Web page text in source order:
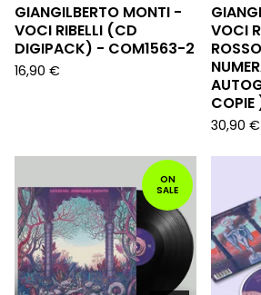
GIANGILBERTO MONTI -
VOCI RIBELLI (CD
DIGIPACK) - COM1563-2
16,90 €
VOCI
30,90 €
ON
SALE